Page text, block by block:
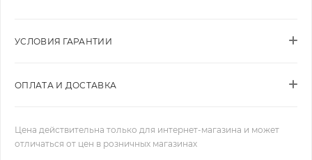
УСЛОВИЯ ГАРАНТИИ
ОПЛАТА И ДОСТАВКА
Цена действительна только для интернет-магазина и может
отличаться от цен в розничных магазинах